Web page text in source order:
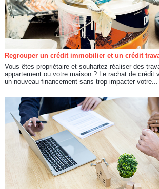
Regrouper un crédit immobilier et un crédit
Vous êtes propriétaire et souhaitez réaliser des
appartement ou votre maison ? Le rachat de crédit
un nouveau financement sans trop impacter votre...